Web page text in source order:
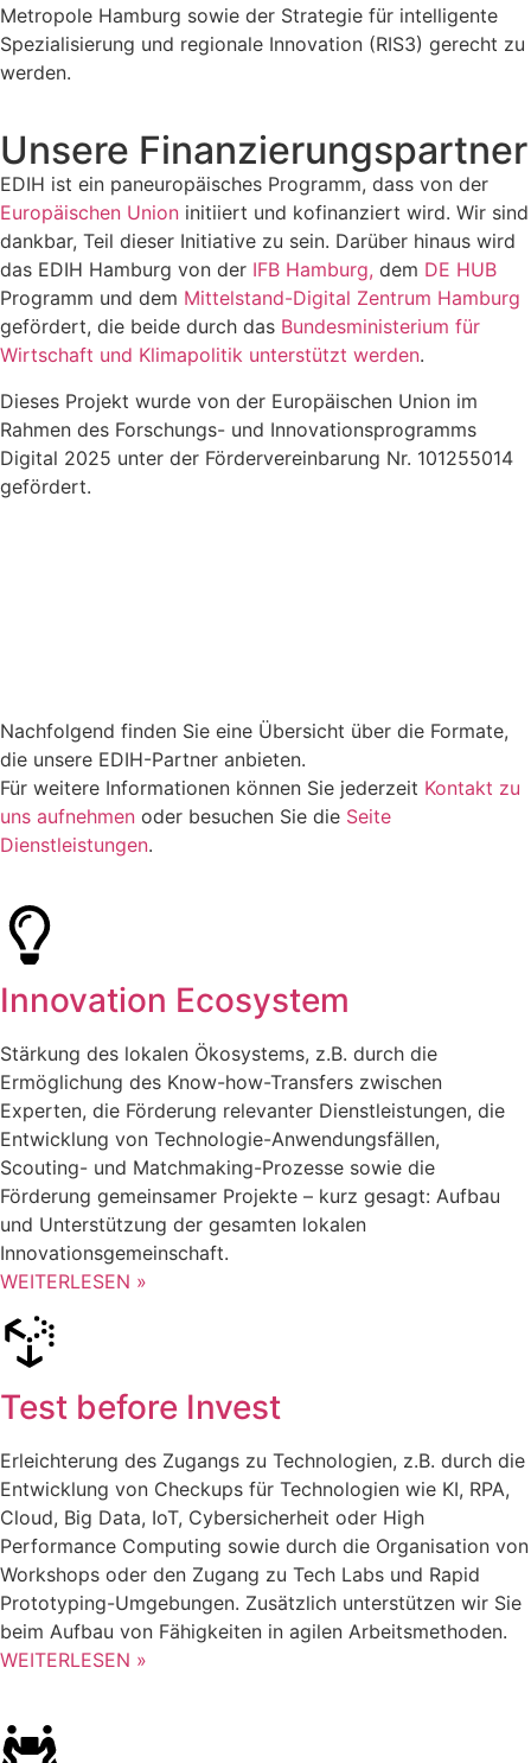
Metropole Hamburg sowie der Strategie für intelligente
Spezialisierung und regionale Innovation (RIS3) gerecht zu
werden.
Unsere Finanzierungspartner
EDIH ist ein paneuropäisches Programm, dass von der
Europäischen Union initiiert und kofinanziert wird. Wir sind
dankbar, Teil dieser Initiative zu sein. Darüber hinaus wird
das EDIH Hamburg von der IFB Hamburg, dem DE HUB
Programm und dem Mittelstand-Digital Zentrum Hamburg
gefördert, die beide durch das Bundesministerium für
Wirtschaft und Klimapolitik unterstützt werden.
Dieses Projekt wurde von der Europäischen Union im
Rahmen des Forschungs- und Innovationsprogramms
Digital 2025 unter der Fördervereinbarung Nr. 101255014
gefördert.
Nachfolgend finden Sie eine Übersicht über die Formate,
die unsere EDIH-Partner anbieten.
Für weitere Informationen können Sie jederzeit Kontakt zu
uns aufnehmen oder besuchen Sie die Seite
Dienstleistungen.
Innovation Ecosystem
Stärkung des lokalen Ökosystems, z.B. durch die
Ermöglichung des Know-how-Transfers zwischen
Experten, die Förderung relevanter Dienstleistungen, die
Entwicklung von Technologie-Anwendungsfällen,
Scouting- und Matchmaking-Prozesse sowie die
Förderung gemeinsamer Projekte – kurz gesagt: Aufbau
und Unterstützung der gesamten lokalen
Innovationsgemeinschaft.
WEITERLESEN »
Test before Invest
Erleichterung des Zugangs zu Technologien, z.B. durch die
Entwicklung von Checkups für Technologien wie KI, RPA,
Cloud, Big Data, IoT, Cybersicherheit oder High
Performance Computing sowie durch die Organisation von
Workshops oder den Zugang zu Tech Labs und Rapid
Prototyping-Umgebungen. Zusätzlich unterstützen wir Sie
beim Aufbau von Fähigkeiten in agilen Arbeitsmethoden.
WEITERLESEN »